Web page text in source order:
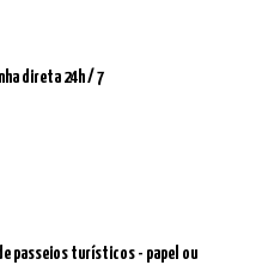
direta 24h / 7
passeios turísticos - papel ou